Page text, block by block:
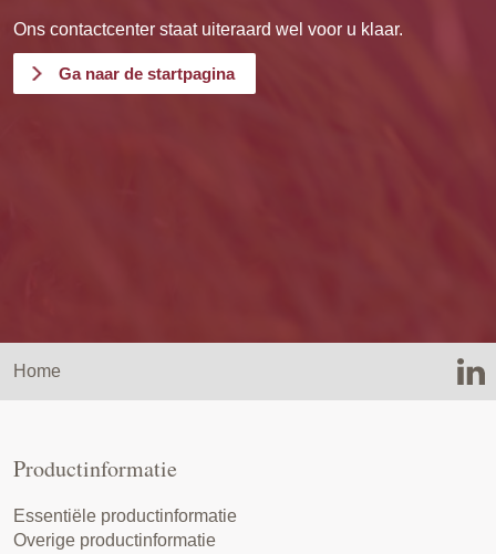
Ons contactcenter staat uiteraard wel voor u klaar.
Ga naar de startpagina
Home
Productinformatie
Essentiële productinformatie
Overige productinformatie